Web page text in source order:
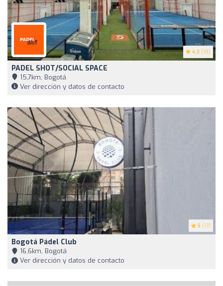
4.3 (18)
PADEL SHOT/SOCIAL SPACE
15,7km, Bogotá
Ver dirección y datos de contacto
5 (17)
Bogotá Pádel Club
16,6km, Bogotá
Ver dirección y datos de contacto